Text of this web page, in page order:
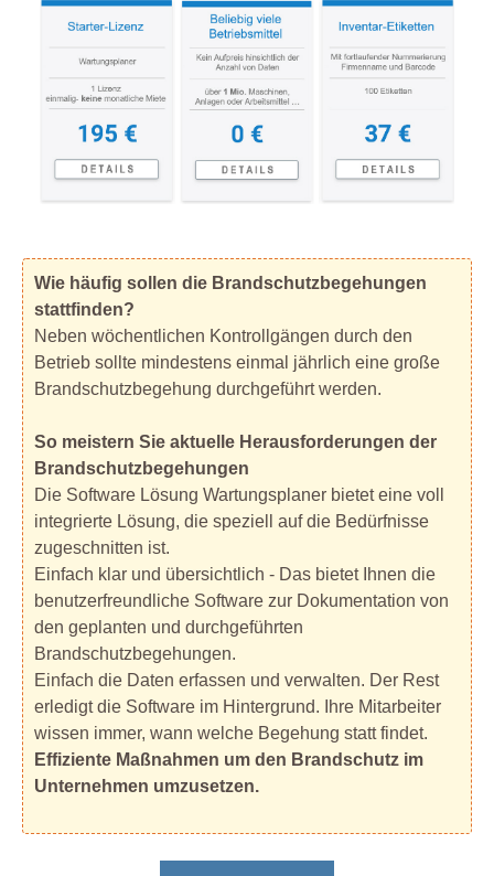
Wie häufig sollen die Brandschutzbegehungen
stattfinden?
Neben wöchentlichen Kontrollgängen durch den
Betrieb sollte mindestens einmal jährlich eine große
Brandschutzbegehung durchgeführt werden.
So meistern Sie aktuelle Herausforderungen der
Brandschutzbegehungen
Die Software Lösung Wartungsplaner bietet eine voll
integrierte Lösung, die speziell auf die Bedürfnisse
zugeschnitten ist.
Einfach klar und übersichtlich - Das bietet Ihnen die
benutzerfreundliche Software zur Dokumentation von
den geplanten und durchgeführten
Brandschutzbegehungen.
Einfach die Daten erfassen und verwalten. Der Rest
erledigt die Software im Hintergrund. Ihre Mitarbeiter
wissen immer, wann welche Begehung statt findet.
Effiziente Maßnahmen um den Brandschutz im
Unternehmen umzusetzen.